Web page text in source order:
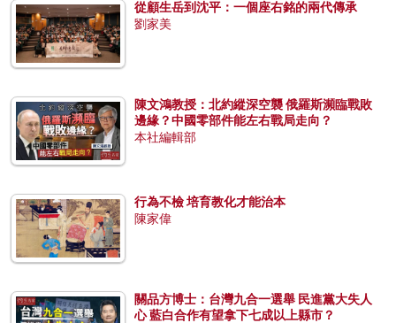
從顧生岳到沈平：一個座右銘的兩代傳承
劉家美
陳文鴻教授：北約縱深空襲 俄羅斯瀕臨戰敗
邊緣？中國零部件能左右戰局走向？
本社編輯部
行為不檢 培育教化才能治本
陳家偉
關品方博士：台灣九合一選舉 民進黨大失人
心 藍白合作有望拿下七成以上縣市？